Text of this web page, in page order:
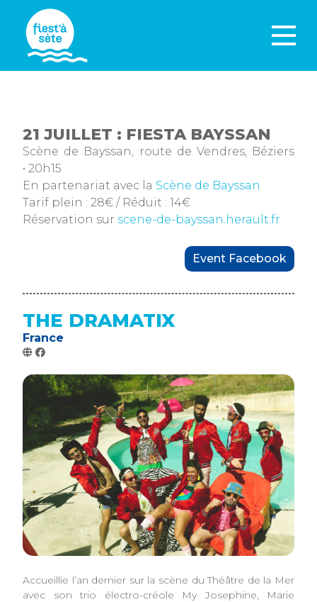
21 JUILLET : FIESTA BAYSSAN
Scène de Bayssan, route de Vendres, Béziers
• 20h15
En partenariat avec la Scène de Bayssan
Tarif plein : 28€ / Réduit : 14€
Réservation sur scene-de-bayssan.herault.fr
Event Facebook
THE DRAMATIX
France
Accueillie l’an dernier sur la scène du Théâtre de la Mer
avec son trio électro-créole My Josephine, Marie